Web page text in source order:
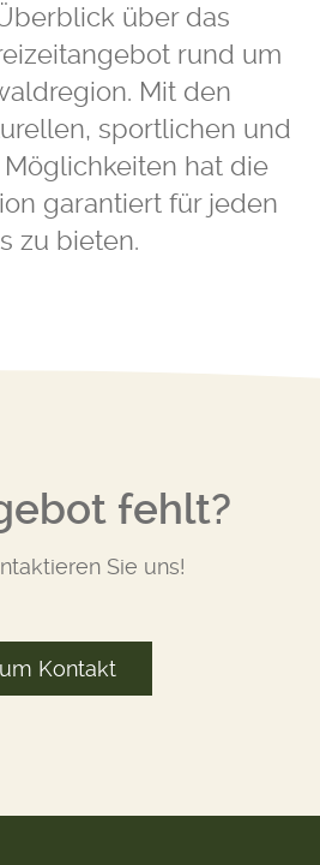
über das
rund um
Mit den
sportlichen und
hat die
garantiert für jeden
zu bieten.
fehlt?
Sie uns!
Kontakt